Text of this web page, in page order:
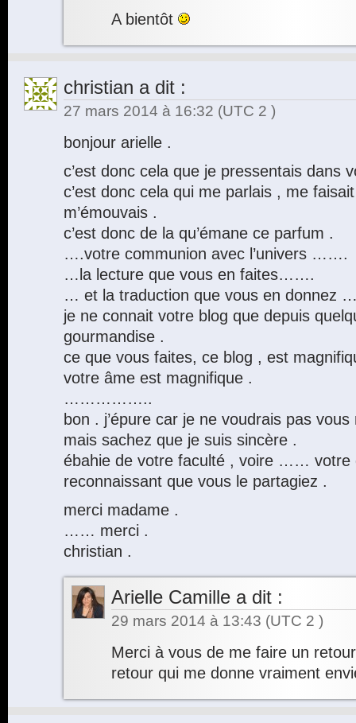
A bientôt
christian a dit :
27 mars 2014 à 16:32 (UTC 2 )
bonjour arielle .
c’est donc cela que je pressentais dans
c’est donc cela qui me parlais , me
m’émouvais .
c’est donc de la qu’émane ce parfum .
….votre communion avec l’univers …….
…la lecture que vous en faites…….
… et la traduction que vous en donnez
je ne connait votre blog que depuis
gourmandise .
ce que vous faites, ce blog , est
votre âme est magnifique .
……………..
bon . j’épure car je ne voudrais pas vous
mais sachez que je suis sincère .
ébahie de votre faculté , voire …… votre
reconnaissant que vous le partagiez .
merci madame .
…… merci .
christian .
Arielle Camille a dit :
29 mars 2014 à 13:43 (UTC 2 )
Merci à vous de me faire un
retour qui me donne vraiment